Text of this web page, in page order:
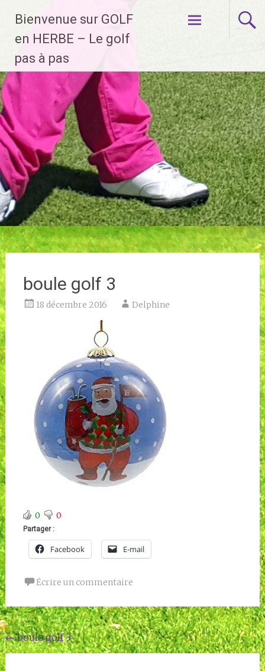
contenu
Bienvenue sur GOLF
en HERBE – Le golf
pas à pas
boule golf 3
18 décembre 2016 Delphine
0 0
Partager :
Facebook E-mail
Écrire un commentaire
Navigation
de
←boule golf 3